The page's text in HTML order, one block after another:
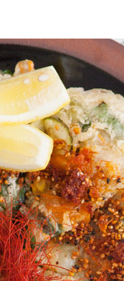
た
おだ
お
国